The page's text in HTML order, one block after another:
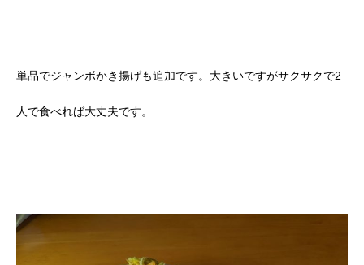
単品でジャンボかき揚げも追加です。大きいですがサクサクで2
人で食べれば大丈夫です。